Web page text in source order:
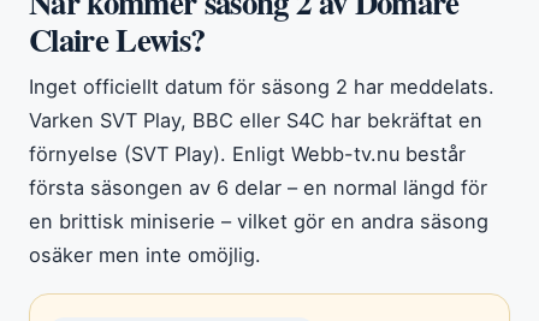
Claire Lewis?
Inget officiellt datum för säsong 2 har meddelats.
Varken SVT Play, BBC eller S4C har bekräftat en
förnyelse (SVT Play). Enligt Webb-tv.nu består
första säsongen av 6 delar – en normal längd för
en brittisk miniserie – vilket gör en andra säsong
osäker men inte omöjlig.